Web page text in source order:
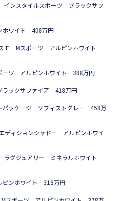
ンスタイルスポーツ ブラックサフ
ワイト 408万円
モ Mスポーツ アルピンホワイト
ツ アルピンホワイト 388万円
ックサファイア 418万円
ッケージ ソフィストグレー 458万
ィションシャドー アルピンホワイ
グジュアリー ミネラルホワイト
ンホワイト 318万円